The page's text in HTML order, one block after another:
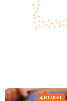
ARTIKEL